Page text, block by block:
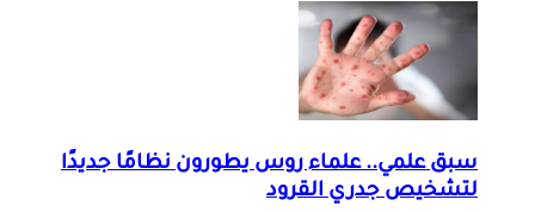
سبق علمي.. علماء روس يطورون نظامًا جديدًا
لتشخيص جدري القرود